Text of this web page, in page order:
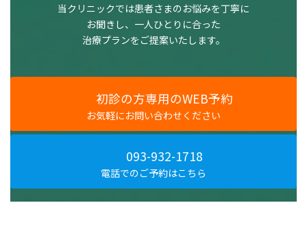
当クリニックでは患者さまのお悩みを丁寧に
お聞きし、一人ひとりに合った
治療プランをご提案いたします。
初診の方専用のWEB予約
お気軽にお問い合わせください
093-932-1718
電話でのご予約はこちら